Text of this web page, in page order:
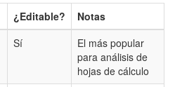
¿Editable?
Notas
Sí
El más popular
para análisis de
hojas de cálculo